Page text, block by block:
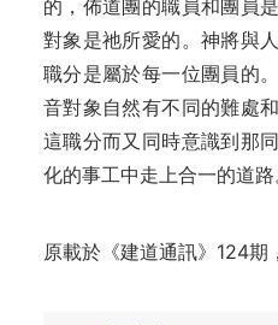
的，佈道團的職員和團員
對象是祂所愛的。神將與
職分是屬於每一位團員的
音對象自然有不同的難處
這職分而又同時意識到那
化的事工中走上合一的道路
原載於 《建道通訊》124期